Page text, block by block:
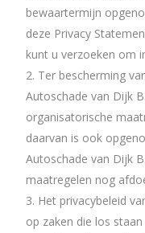
bewaartermijn
deze Privacy
kunt u verzoeken om
Ter bescherming
Autoschade van Dijk
organisatorische
daarvan is ook
Autoschade van Dijk
maatregelen nog
Het privacybeleid
op zaken die los